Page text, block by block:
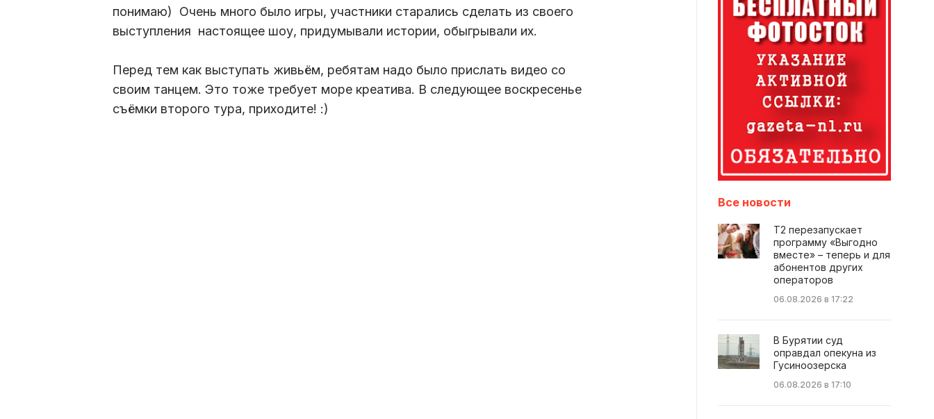
понимаю) Очень много было игры, участники старались сделать из своего
выступления настоящее шоу, придумывали истории, обыгрывали их.
Перед тем как выступать живьём, ребятам надо было прислать видео со
своим танцем. Это тоже требует море креатива. В следующее воскресенье
съёмки второго тура, приходите! :)
Все новости
Т2 перезапускает
программу «Выгодно
вместе» – теперь и для
абонентов других
операторов
06.08.2026 в 17:22
В Бурятии суд
оправдал опекуна из
Гусиноозерска
06.08.2026 в 17:10